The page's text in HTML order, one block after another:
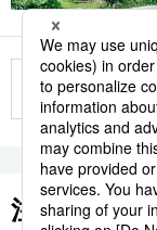
注目のキー